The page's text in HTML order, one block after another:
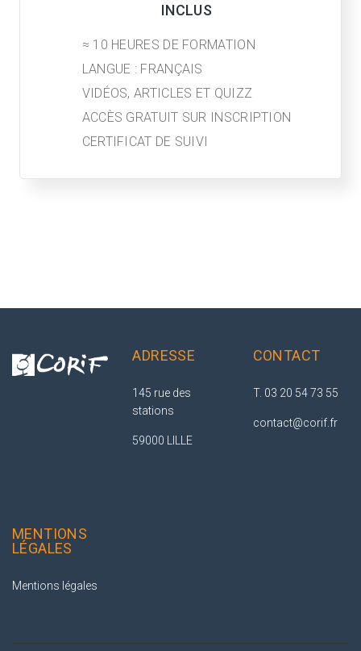
INCLUS
≈ 10 HEURES DE FORMATION
LANGUE : FRANÇAIS
VIDÉOS, ARTICLES ET QUIZZ
ACCÈS GRATUIT SUR INSCRIPTION
CERTIFICAT DE SUIVI
ADRESSE
145 rue des
stations
59000 LILLE
CONTACT
T. 03 20 54 73 55
contact@corif.fr
MENTIONS
LÉGALES
Mentions légales